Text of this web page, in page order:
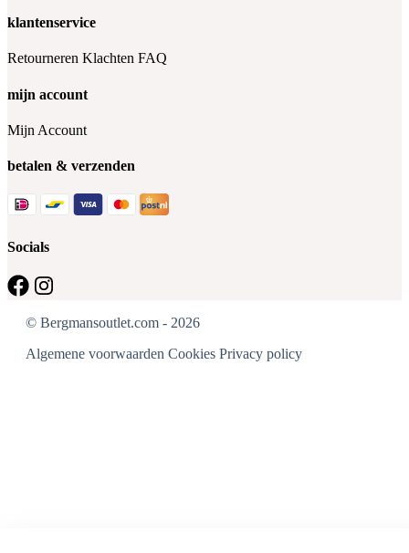
klantenservice
Retourneren Klachten FAQ
mijn account
Mijn Account
betalen & verzenden
Socials
© Bergmansoutlet.com - 2026
Algemene voorwaarden Cookies Privacy policy